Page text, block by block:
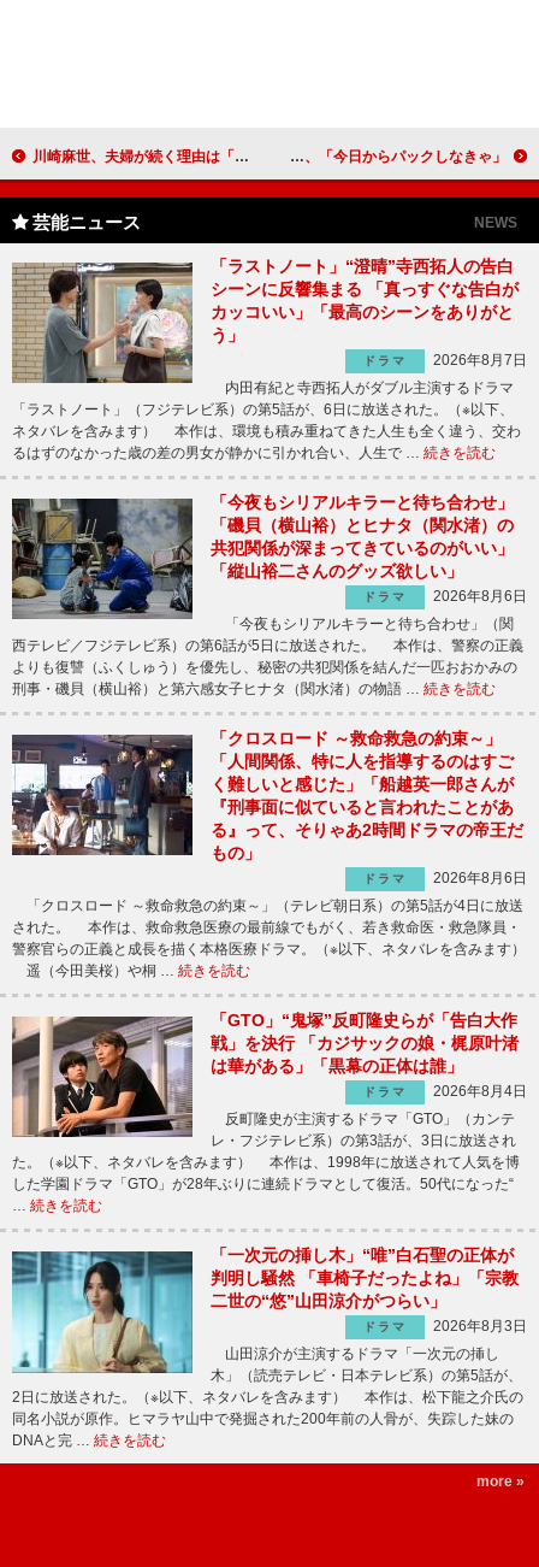
川崎麻世、夫婦が続く理由は「同じ方向を見ること」 かねて夢だったアートギャラリー展開催 平岡祐太、「篠井英介との禁断の愛にどきどき」 篠井英介、「今日からパックしなきゃ」
芸能ニュース NEWS
「ラストノート」“澄晴”寺西拓人の告白
シーンに反響集まる 「真っすぐな告白が
カッコいい」「最高のシーンをありがと
う」
ドラマ
2026年8月7日
内田有紀と寺西拓人がダブル主演するドラマ
「ラストノート」（フジテレビ系）の第5話が、6日に放送された。（※以下、
ネタバレを含みます） 本作は、環境も積み重ねてきた人生も全く違う、交わ
るはずのなかった歳の差の男女が静かに引かれ合い、人生で … 続きを読む
「今夜もシリアルキラーと待ち合わせ」
「磯貝（横山裕）とヒナタ（関水渚）の
共犯関係が深まってきているのがいい」
「縦山裕二さんのグッズ欲しい」
ドラマ
2026年8月6日
「今夜もシリアルキラーと待ち合わせ」（関
西テレビ／フジテレビ系）の第6話が5日に放送された。 本作は、警察の正義
よりも復讐（ふくしゅう）を優先し、秘密の共犯関係を結んだ一匹おおかみの
刑事・磯貝（横山裕）と第六感女子ヒナタ（関水渚）の物語 … 続きを読む
「クロスロード ～救命救急の約束～」
「人間関係、特に人を指導するのはすご
く難しいと感じた」「船越英一郎さんが
『刑事面に似ていると言われたことがあ
る』って、そりゃあ2時間ドラマの帝王だ
もの」
ドラマ
2026年8月6日
「クロスロード ～救命救急の約束～」（テレビ朝日系）の第5話が4日に放送
された。 本作は、救命救急医療の最前線でもがく、若き救命医・救急隊員・
警察官らの正義と成長を描く本格医療ドラマ。（※以下、ネタバレを含みます）
遥（今田美桜）や桐 … 続きを読む
「GTO」“鬼塚”反町隆史らが「告白大作
戦」を決行 「カジサックの娘・梶原叶渚
は華がある」「黒幕の正体は誰」
ドラマ
2026年8月4日
反町隆史が主演するドラマ「GTO」（カンテ
レ・フジテレビ系）の第3話が、3日に放送され
た。（※以下、ネタバレを含みます） 本作は、1998年に放送されて人気を博
した学園ドラマ「GTO」が28年ぶりに連続ドラマとして復活。50代になった“
続きを読む
「一次元の挿し木」“唯”白石聖の正体が
判明し騒然 「車椅子だったよね」「宗教
二世の“悠”山田涼介がつらい」
ドラマ
2026年8月3日
山田涼介が主演するドラマ「一次元の挿し
木」（読売テレビ・日本テレビ系）の第5話が、
2日に放送された。（※以下、ネタバレを含みます） 本作は、松下龍之介氏の
同名小説が原作。ヒマラヤ山中で発掘された200年前の人骨が、失踪した妹の
DNAと完 … 続きを読む
more »